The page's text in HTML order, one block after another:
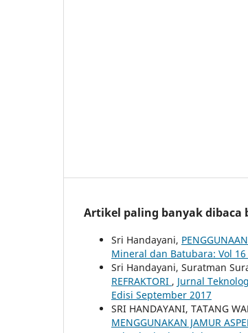
Artikel paling banyak dibaca
Sri Handayani,
Mineral dan Batubara: Vol
Sri Handayani, Suratman
REFRAKTORI , Jurnal
Edisi September 2017
SRI HANDAYANI, TATANG
MENGGUNAKAN JAMUR